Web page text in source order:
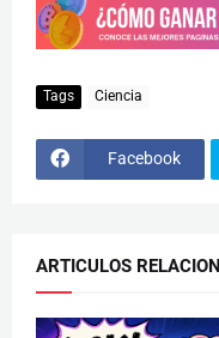
Tags Ciencia
Facebook
ARTICULOS